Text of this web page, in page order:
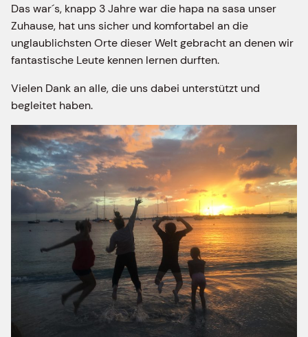
Das war´s, knapp 3 Jahre war die hapa na sasa unser
Zuhause, hat uns sicher und komfortabel an die
unglaublichsten Orte dieser Welt gebracht an denen wir
fantastische Leute kennen lernen durften.
Vielen Dank an alle, die uns dabei unterstützt und
begleitet haben.